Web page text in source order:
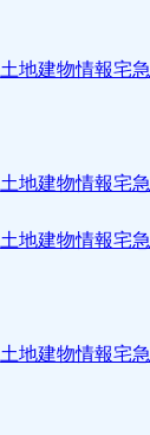
土地建物情報宅
土地建物情報宅
土地建物情報宅
土地建物情報宅